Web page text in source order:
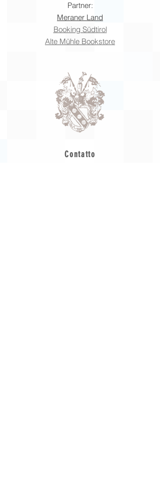
Partner:
Meraner Land
Booking Südtirol
Alte Mühle Bookstore
Contatto